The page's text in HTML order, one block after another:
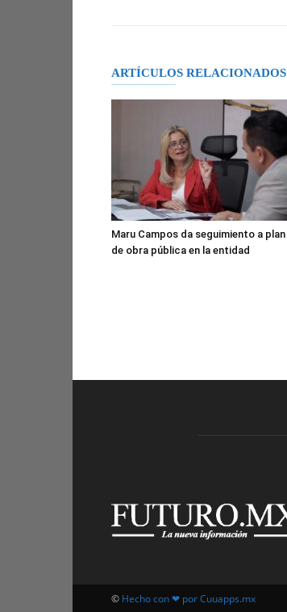
ARTÍCULOS RELACIONADOS
Maru Campos da seguimiento a plan
de obra pública en la entidad
© Hecho con ❤ por Cuuapps.mx